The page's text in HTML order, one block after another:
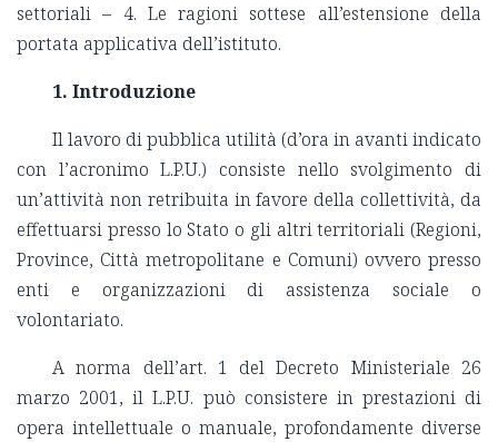
settoriali ­– 4. Le ragioni sottese all’estensione della
portata applicativa dell’istituto.
1. Introduzione
Il lavoro di pubblica utilità (d’ora in avanti indicato
con l’acronimo L.P.U.) consiste nello svolgimento di
un’attività non retribuita in favore della collettività, da
effettuarsi presso lo Stato o gli altri territoriali (Regioni,
Province, Città metropolitane e Comuni) ovvero presso
enti e organizzazioni di assistenza sociale o
volontariato.
A norma dell’art. 1 del Decreto Ministeriale 26
marzo 2001, il L.P.U. può consistere in prestazioni di
opera intellettuale o manuale, profondamente diverse